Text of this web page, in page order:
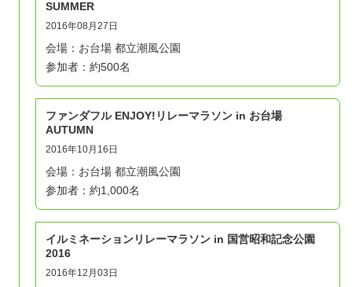
SUMMER
2016年08月27日
会場：お台場 都立潮風公園
参加者：約500名
ファンダフル ENJOY!リレーマラソン in お台場
AUTUMN
2016年10月16日
会場：お台場 都立潮風公園
参加者：約1,000名
イルミネーションリレーマラソン in 国営昭和記念公園
2016
2016年12月03日